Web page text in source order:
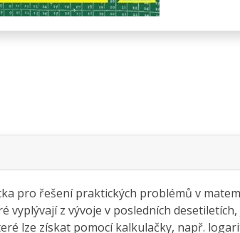
pro řešení praktických problémů v
vyplývají z vývoje v posledních
lze získat pomocí kalkulačky, např.